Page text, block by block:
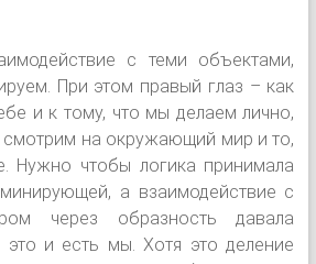
с теми объектами,
При этом правый глаз – как
и к тому, что мы делаем лично,
смотрим на окружающий мир и то,
Нужно чтобы логика принимала
а взаимодействие с
через образность давала
и есть мы. Хотя это деление